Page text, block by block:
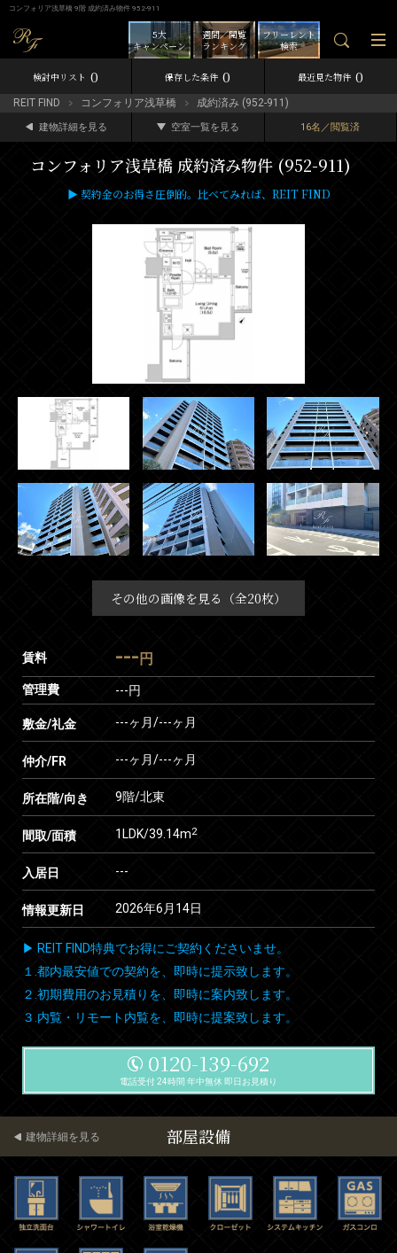
コンフォリア浅草橋 9階 成約済み物件 952-911
フリーレント
検索
週間／閲覧
ランキング
5大
キャンペーン
検討中リスト 0 保存した条件 0 最近見た物件 0
REIT FIND コンフォリア浅草橋 成約済み (952-911)
建物詳細を見る 空室一覧を見る 16名／閲覧済
コンフォリア浅草橋 成約済み物件 (952-911)
▶ 契約金のお得さ圧倒的。比べてみれば、REIT FIND
その他の画像を見る（全20枚）
賃料 --- 円
管理費 ---円
敷金/礼金 ---ヶ月/---ヶ月
仲介/FR ---ヶ月/---ヶ月
所在階/向き 9階/北東
間取/面積 1LDK/39.14m2
入居日 ---
情報更新日 2026年6月14日
▶ REIT FIND特典でお得にご契約くださいませ。
１.都内最安値での契約を、即時に提示致します。
２.初期費用のお見積りを、即時に案内致します。
３.内覧・リモート内覧を、即時に提案致します。
0120-139-692
電話受付 24時間 年中無休 即日お見積り
部屋設備
建物詳細を見る